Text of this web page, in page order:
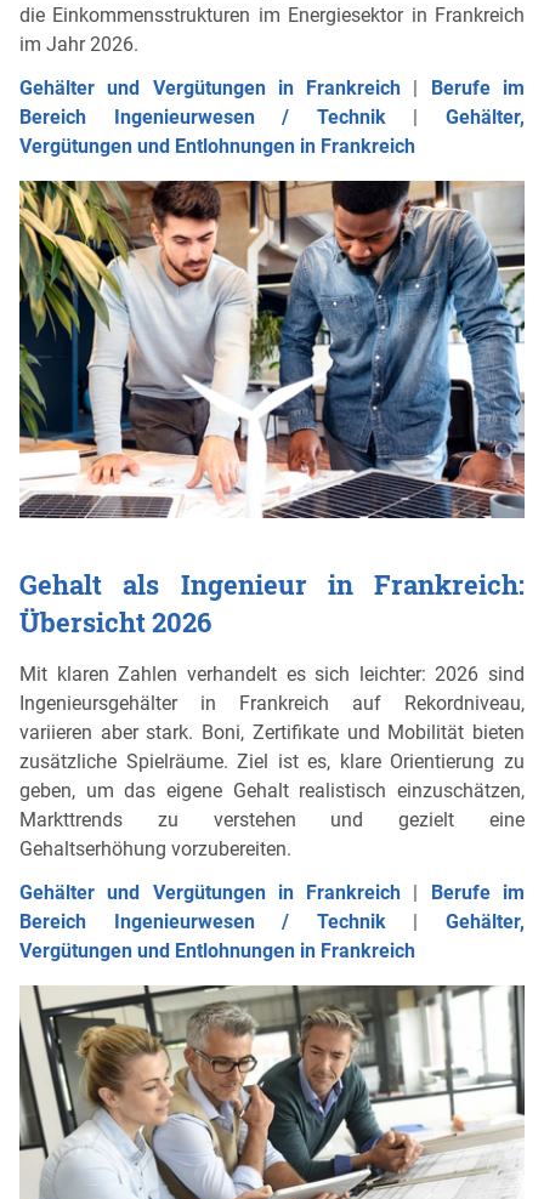
die Einkommensstrukturen im Energiesektor in Frankreich
im Jahr 2026.
Gehälter und Vergütungen in Frankreich
Berufe im
Bereich Ingenieurwesen / Technik|Gehälter,
Vergütungen und Entlohnungen in Frankreich
Gehalt als Ingenieur in Frankreich:
Übersicht 2026
Mit klaren Zahlen verhandelt es sich leichter: 2026 sind
Ingenieursgehälter in Frankreich auf Rekordniveau,
variieren aber stark. Boni, Zertifikate und Mobilität bieten
zusätzliche Spielräume. Ziel ist es, klare Orientierung zu
geben, um das eigene Gehalt realistisch einzuschätzen,
Markttrends zu verstehen und gezielt eine
Gehaltserhöhung vorzubereiten.
Gehälter und Vergütungen in Frankreich | Berufe im
Bereich Ingenieurwesen / Technik|Gehälter,
Vergütungen und Entlohnungen in Frankreich